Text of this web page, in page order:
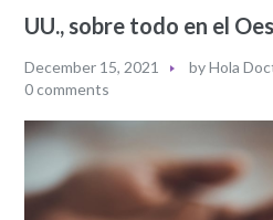
UU., sobre todo en el
December 15, 2021 byHola
0 comments